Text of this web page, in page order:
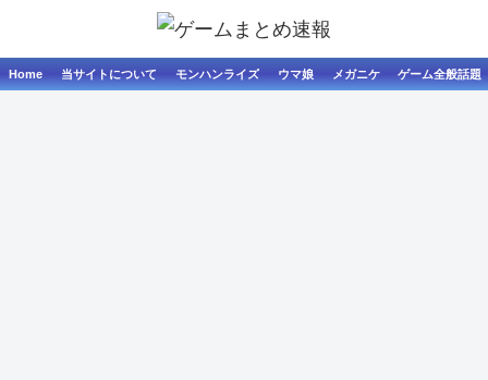
Home 当サイトについて モンハンライズ ウマ娘 メガニケ ゲーム全般話題